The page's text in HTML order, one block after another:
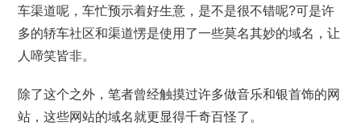
车渠道呢，车忙预示着好生意，是不是很不错呢?可是许
多的轿车社区和渠道愣是使用了一些莫名其妙的域名，让
人啼笑皆非。
除了这个之外，笔者曾经触摸过许多做音乐和银首饰的网
站，这些网站的域名就更显得千奇百怪了。